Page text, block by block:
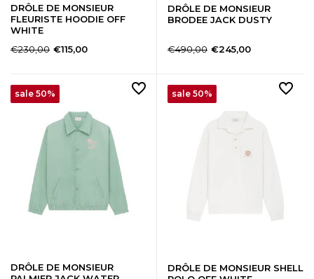
DRÔLE DE MONSIEUR
FLEURISTE HOODIE OFF
WHITE
€230,00 €115,00
DRÔLE DE MONSIEUR
BRODEE JACK DUSTY
€490,00 €245,00
sale 50%
DRÔLE DE MONSIEUR
sale 50%
DRÔLE DE MONSIEUR SHELL